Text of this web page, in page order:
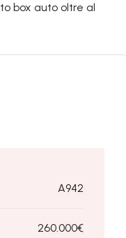
box auto oltre al
A942
260.000€